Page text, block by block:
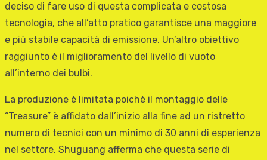
deciso di fare uso di questa complicata e costosa
tecnologia, che all’atto pratico garantisce una maggiore
e più stabile capacità di emissione. Un’altro obiettivo
raggiunto è il miglioramento del livello di vuoto
all’interno dei bulbi.
La produzione è limitata poichè il montaggio delle
“Treasure” è affidato dall’inizio alla fine ad un ristretto
numero di tecnici con un minimo di 30 anni di esperienza
nel settore. Shuguang afferma che questa serie di